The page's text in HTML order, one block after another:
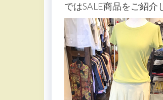
ではSALE商品をご紹介